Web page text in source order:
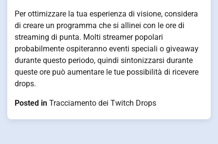
Per ottimizzare la tua esperienza di visione, considera
di creare un programma che si allinei con le ore di
streaming di punta. Molti streamer popolari
probabilmente ospiteranno eventi speciali o giveaway
durante questo periodo, quindi sintonizzarsi durante
queste ore può aumentare le tue possibilità di ricevere
drops.
Posted in Tracciamento dei Twitch Drops